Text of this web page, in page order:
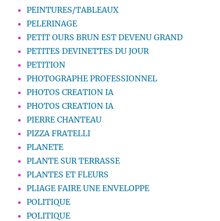
PEINTURES/TABLEAUX
PELERINAGE
PETIT OURS BRUN EST DEVENU GRAND
PETITES DEVINETTES DU JOUR
PETITION
PHOTOGRAPHE PROFESSIONNEL
PHOTOS CREATION IA
PHOTOS CREATION IA
PIERRE CHANTEAU
PIZZA FRATELLI
PLANETE
PLANTE SUR TERRASSE
PLANTES ET FLEURS
PLIAGE FAIRE UNE ENVELOPPE
POLITIQUE
POLITIQUE